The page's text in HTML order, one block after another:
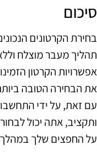
סיכום
בחירת הקרטונים
תהליך מעבר מוצלח
אפשרויות הקרטון
את הבחירה הטובה
עם זאת, על ידי
ותקציב, אתה יכול
על החפצים שלך